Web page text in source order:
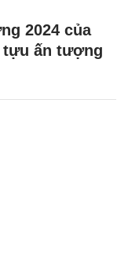
2024 của
tựu ấn tượng